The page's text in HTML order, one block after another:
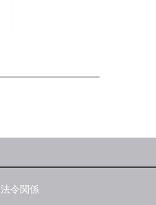
法令関係